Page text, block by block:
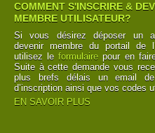
COMMENT S'INSCRIRE &
MEMBRE UTILISATEUR?
Si vous désirez déposer un
devenir membre du portail de
utilisez leformulaire pour en
Suite à cette demande vous
plus brefs délais un email de
d’inscription ainsi que vos codes
EN SAVOIR PLUS